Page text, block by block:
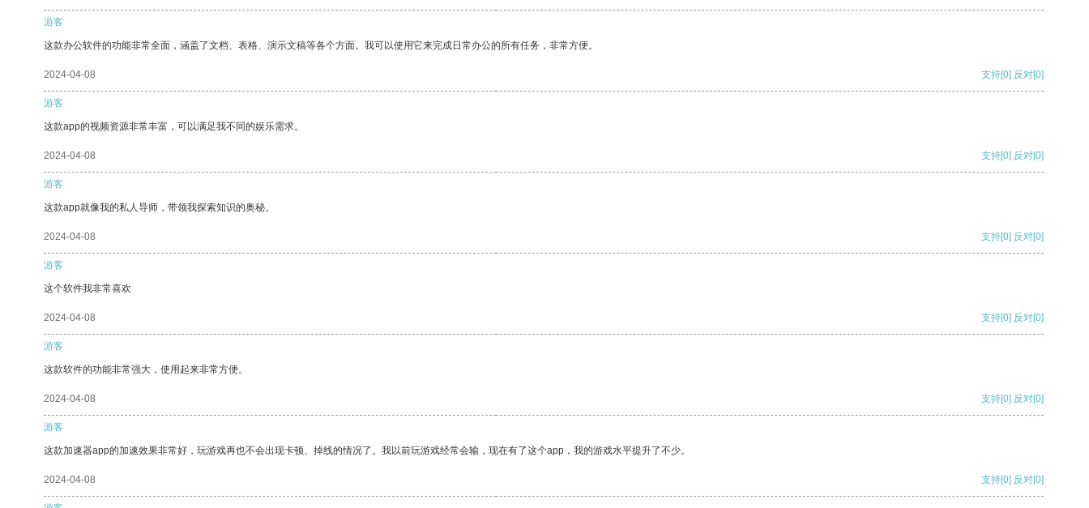
游客
这款办公软件的功能非常全面，涵盖了文档、表格、演示文稿等各个方面。我可以使用它来完成日常办公的所有任务，非常方便。
2024-04-08 支持[0] 反对[0]
游客
这款app的视频资源非常丰富，可以满足我不同的娱乐需求。
2024-04-08 支持[0] 反对[0]
游客
这款app就像我的私人导师，带领我探索知识的奥秘。
2024-04-08 支持[0] 反对[0]
游客
这个软件我非常喜欢
2024-04-08 支持[0] 反对[0]
游客
这款软件的功能非常强大，使用起来非常方便。
2024-04-08 支持[0] 反对[0]
游客
这款加速器app的加速效果非常好，玩游戏再也不会出现卡顿、掉线的情况了。我以前玩游戏经常会输，现在有了这个app，我的游戏水平提升了不少。
2024-04-08 支持[0] 反对[0]